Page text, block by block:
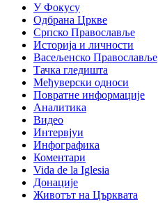
У Фокусу
Одбрана Цркве
Српско Православље
Историја и личности
Васељенско Православље
Тачка гледишта
Међуверски односи
Повратне информације
Аналитика
Видео
Интервјуи
Инфографика
Коментари
Vida de la Iglesia
Донације
Животът на Църквата